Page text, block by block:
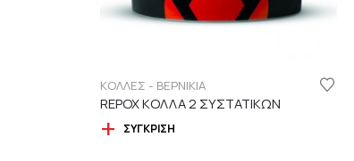
ΚΟΛΛΕΣ - ΒΕΡΝΙΚΙΑ
REPOX ΚΟΛΛΑ 2 ΣΥΣΤΑΤΙΚΩΝ
ΣΎΓΚΡΙΣΗ